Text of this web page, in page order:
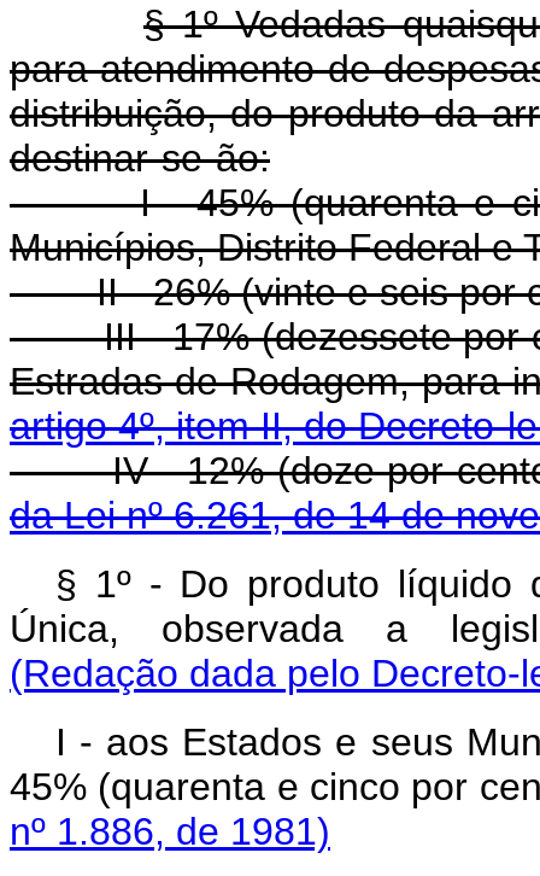
§ 1º Vedadas
para atendimento de
distribuição, do produto da
destinar-se-ão:
I - 45% (quarenta e
Municípios, Distrito Federal e
II - 26% (vinte e seis por
III - 17% (dezessete por
Estradas de Rodagem, para
artigo 4º, item II, do Decreto-
IV - 12% (doze por
da Lei nº 6.261, de 14 de
§ 1º - Do produto líquido
Única, observada a
(Redação dada pelo Decreto-
I - aos Estados e seus
45% (quarenta e cinco por
nº 1.886, de 1981)